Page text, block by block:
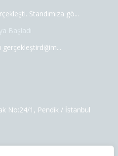
Standımıza gö...
Başladı
gerçekleştirdiğim...
No:24/1, Pendik / İstanbul